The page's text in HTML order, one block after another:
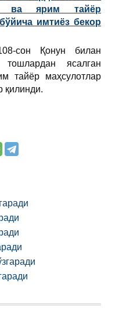
ва ярим тайёр
имтиёз бекор
сон Қонун билан
ясалган
тайёр маҳсулотлар
қилинди.